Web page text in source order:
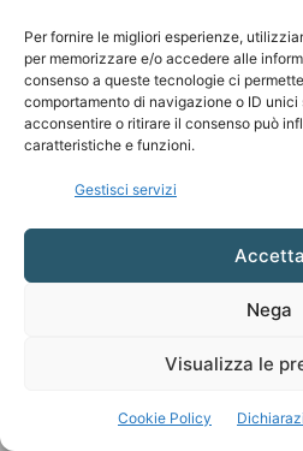
Per fornire le migliori esperienze,
per memorizzare e/o accedere alle
consenso a queste tecnologie ci
comportamento di navigazione o ID unici
acconsentire o ritirare il consenso può
caratteristiche e funzioni.
Gestisci servizi
Accetta
Nega
Visualizza le
Cookie Policy